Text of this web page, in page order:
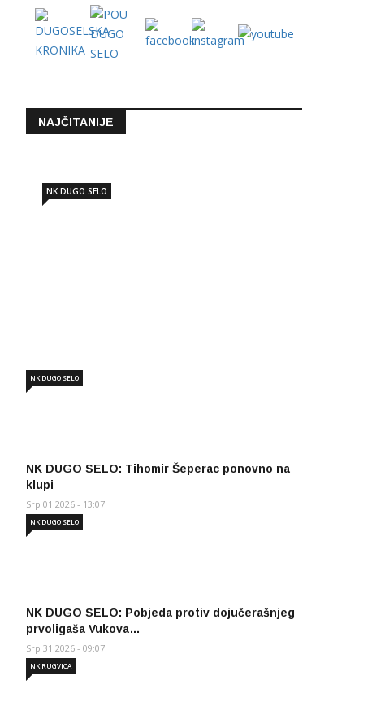
NAJČITANIJE
NK DUGO SELO
NK DUGO SELO: Tihomir Šeperac ponovno na
klupi
NK DUGO SELO
Srp 01 2026 - 13:07
NK DUGO SELO: Pobjeda protiv dojučerašnjeg
prvoligaša Vukova…
NK DUGO SELO
Srp 31 2026 - 09:07
NK RUGVICA